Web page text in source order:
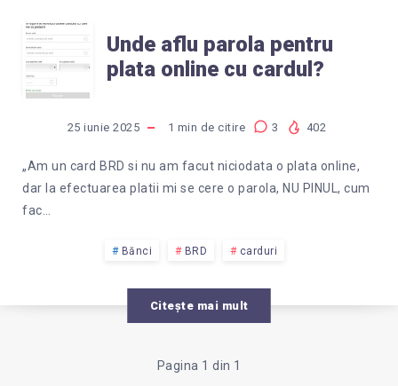
UNDE
AFLU
PAROLA
PENTRU
PLATA
ONLINE
CU
CARDUL?
Unde aflu parola pentru
plata online cu cardul?
25 iunie 2025 1 min de citire 3 402
„Am un card BRD si nu am facut niciodata o plata online,
dar la efectuarea platii mi se cere o parola, NU PINUL, cum
fac…
Bănci BRD carduri
Citește mai mult
Pagina 1 din 1